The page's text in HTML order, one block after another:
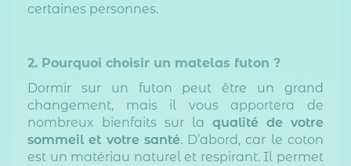
certaines personnes.
2. Pourquoi choisir un matelas futon ?
Dormir sur un futon peut être un grand
changement, mais il vous apportera de
nombreux bienfaits sur la qualité de votre
sommeil et votre santé. D’abord, car le coton
est un matériau naturel et respirant. Il permet